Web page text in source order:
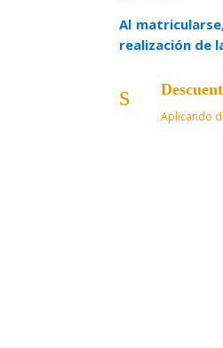
Al
realización de
s
Aplicando